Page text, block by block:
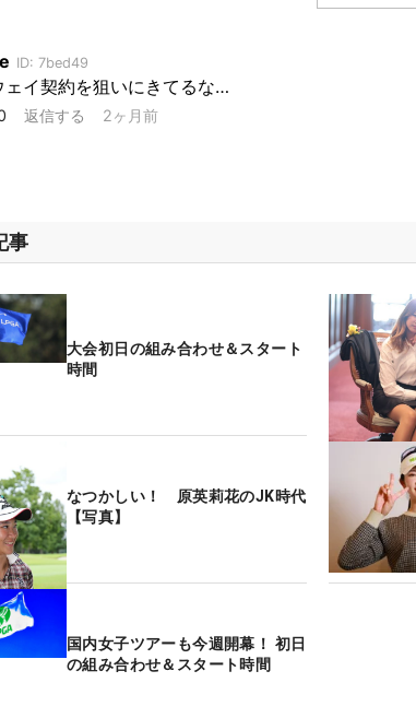
事
大会初日の組み合わせ＆スタート
時間
なつかしい！ 原英莉花のJK時代
【写真】
国内女子ツアーも今週開幕！ 初日
の組み合わせ＆スタート時間